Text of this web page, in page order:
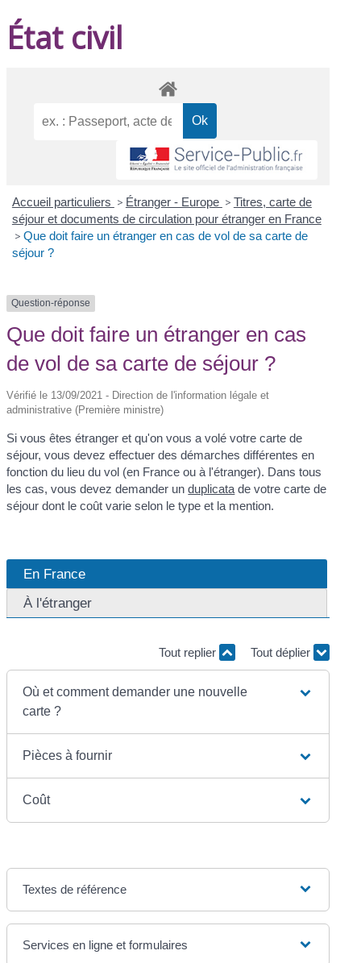
État civil
Accueil particuliers > Étranger - Europe > Titres, carte de
séjour et documents de circulation pour étranger en France
> Que doit faire un étranger en cas de vol de sa carte de
séjour ?
Question-réponse
Que doit faire un étranger en cas
de vol de sa carte de séjour ?
Vérifié le 13/09/2021 - Direction de l'information légale et
administrative (Première ministre)
Si vous êtes étranger et qu'on vous a volé votre carte de
séjour, vous devez effectuer des démarches différentes en
fonction du lieu du vol (en France ou à l'étranger). Dans tous
les cas, vous devez demander unduplicata de votre carte de
séjour dont le coût varie selon le type et la mention.
En France
À l'étranger
Tout replier Tout déplier
Où et comment demander une nouvelle
carte ?
Pièces à fournir
Coût
Textes de référence
Services en ligne et formulaires